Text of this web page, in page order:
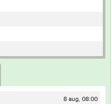
8 aug, 08:00